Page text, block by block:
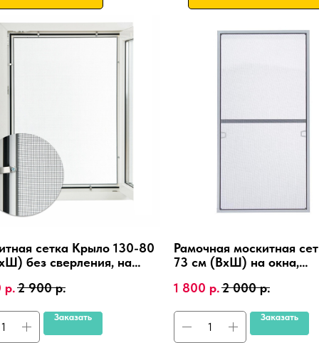
сетка Крыло 130-80
без сверления, на
рамка.
р.2 900 р.
Заказать
Рамочная москитная
73 см (ВхШ) на окна,
4 шт.
1 800 р.2 000 р.
Заказать